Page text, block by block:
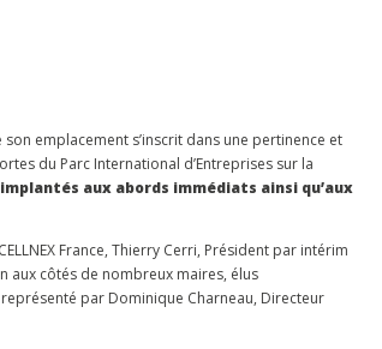
emplacement s’inscrit dans une pertinence et
du Parc International d’Entreprises sur la
aux abords immédiats ainsi qu’aux
France, Thierry Cerri, Président par intérim
aux côtés de nombreux maires, élus
par Dominique Charneau, Directeur